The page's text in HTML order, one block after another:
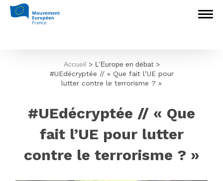
Accueil > L'Europe en débat>
#UEdécryptée // « Que fait l’UE pour
lutter contre le terrorisme ? »
#UEdécryptée // « Que
fait l’UE pour lutter
contre le terrorisme ? »